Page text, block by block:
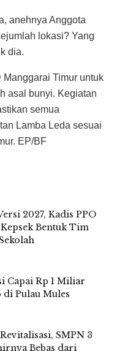
anehnya Anggota
lokasi? Yang
dia.
Manggarai Timur untuk
asal bunyi. Kegiatan
semua
Lamba Leda sesuai
EP/BF
2027, Kadis PPO
Bentuk Tim
Capai Rp 1 Miliar
di Pulau Mules
SMPN 3
Bebas dari